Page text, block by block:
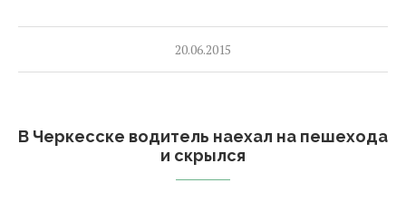
20.06.2015
В Черкесске водитель наехал на пешехода
и скрылся